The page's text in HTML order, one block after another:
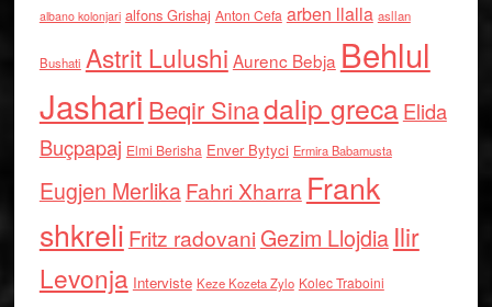
albano kolonjari alfons Grishaj Anton Cefa arben llalla asllan
Bushati Astrit Lulushi Aurenc Bebja Behlul
Jashari Beqir Sinadalip grecaElida
Buçpapaj Elmi Berisha Enver Bytyci Ermira Babamusta
Eugjen MerlikaFahri Xharra Frank
shkreli Fritz radovaniGezim Llojdia Ilir
Levonja Interviste Keze Kozeta Zylo Kolec Traboini